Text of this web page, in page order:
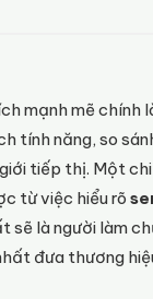
mạnh mẽ chính
tính năng, so
tiếp thị. Một
từ việc hiểu rõ
sẽ là người làm
đưa thương